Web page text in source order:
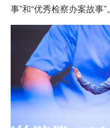
事”和“优秀检察办案故事”。